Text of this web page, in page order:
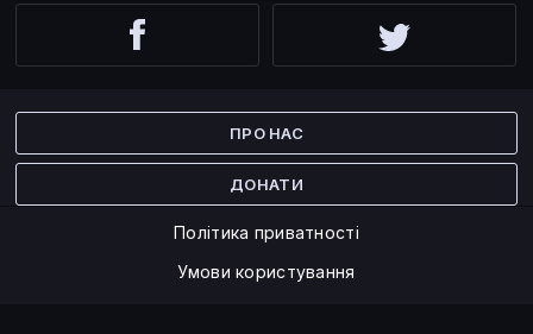
ПРО НАС
ДОНАТИ
Політика приватності
Умови користування